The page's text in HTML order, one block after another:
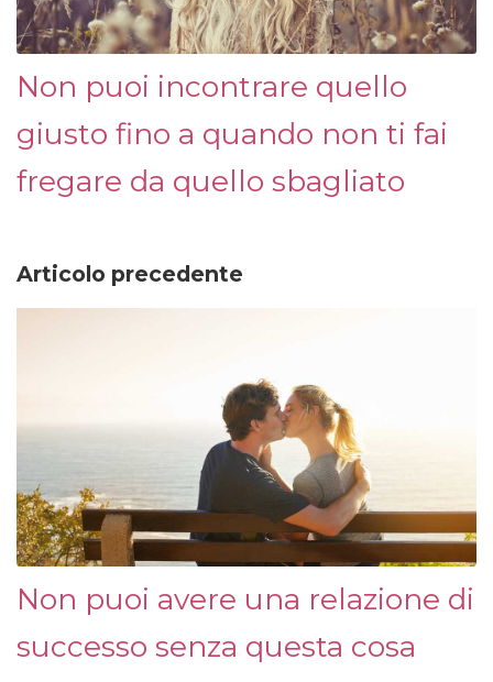
Non puoi incontrare quello
giusto fino a quando non ti fai
fregare da quello sbagliato
Articolo precedente
Non puoi avere una relazione di
successo senza questa cosa